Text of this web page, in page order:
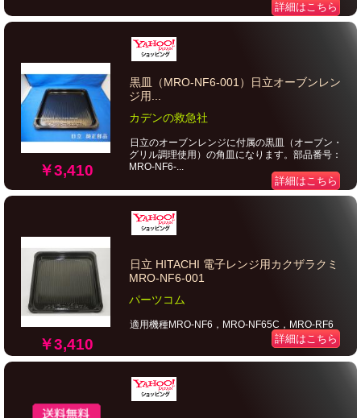
詳細はこちら
￥3,410
黒皿（MRO-NF6-001）日立オーブンレン
ジ用...
カデンの救急社
日立のオーブンレンジに付属の黒皿（オーブン・
グリル調理使用）の角皿になります。部品番号：
MRO-NF6-...
詳細はこちら
￥3,410
日立 HITACHI 電子レンジ用カクザラクミ
MRO-NF6-001
パーツコム
適用機種MRO-NF6，MRO-NF65C，MRO-RF6
詳細はこちら